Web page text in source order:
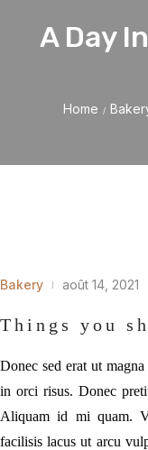
A Day
Home /
Bakery août 14, 2021
Things you
Donec sed erat ut
in orci risus. Donec
Aliquam id mi quam.
facilisis lacus ut arcu